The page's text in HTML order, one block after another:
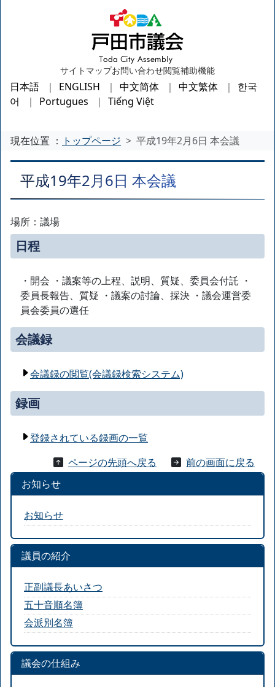
サイトマップお問い合わせ閲覧補助機能
日本語 ENGLISH 中文简体 中文繁体
한국
어
Portugues Tiếng Việt
現在位置 ： トップページ 平成19年2月6日 本会議
平成19年2月6日 本会議
場所：議場
日程
・開会 ・議案等の上程、説明、質疑、委員会付託 ・
委員長報告、質疑 ・議案の討論、採決 ・議会運営委
員会委員の選任
会議録
会議録の閲覧(会議録検索システム)
録画
登録されている録画の一覧
ページの先頭へ戻る
前の画面に戻る
お知らせ
お知らせ
議員の紹介
正副議長あいさつ
五十音順名簿
会派別名簿
議会の仕組み